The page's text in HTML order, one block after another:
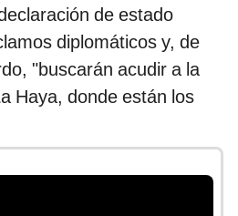
de estado
diplomáticos y, de
"buscarán acudir a la
Haya, donde están los